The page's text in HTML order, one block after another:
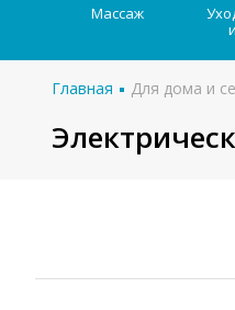
Массаж
Главная Для дома и